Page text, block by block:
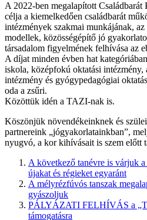
A 2022-ben megalapított
célja a kiemelkedően családbarát
intézmények szakmai munkájának,
modellek, közösségépítő jó
társadalom figyelmének felhívása az
A díjat minden évben hat
iskola, középfokú oktatási intézmény,
intézmény és gyógypedagógiai
oda a zsűri.
Közöttük idén a TAZI-nak is.
Köszönjük növendékeinknek és
partnereink „jógyakorlatainkban”,
nyugvó, a kor kihívásait is szem előtt
A következő tanévre is várjuk a
újakat és régieket egyaránt
A mélyrézfúvós tanszak
gyászoljuk
PÁLYÁZATI FELHÍVÁS a
támogatásra